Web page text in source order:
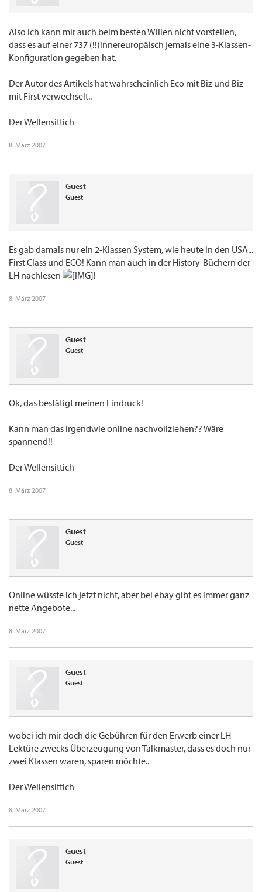
Also ich kann mir auch beim besten Willen nicht vorstellen,
dass es auf einer 737 (!!)innereuropäisch jemals eine 3-Klassen-
Konfiguration gegeben hat.
Der Autor des Artikels hat wahrscheinlich Eco mit Biz und Biz
mit First verwechselt..
Der Wellensittich
8. März 2007
Guest
Guest
Es gab damals nur ein 2-Klassen System, wie heute in den USA...
First Class und ECO! Kann man auch in der History-Büchern der
LH nachlesen
!
8. März 2007
Guest
Guest
Ok, das bestätigt meinen Eindruck!
Kann man das irgendwie online nachvollziehen?? Wäre
spannend!!
Der Wellensittich
8. März 2007
Guest
Guest
Online wüsste ich jetzt nicht, aber bei ebay gibt es immer ganz
nette Angebote...
8. März 2007
Guest
Guest
wobei ich mir doch die Gebühren für den Erwerb einer LH-
Lektüre zwecks Überzeugung von Talkmaster, dass es doch nur
zwei Klassen waren, sparen möchte..
Der Wellensittich
8. März 2007
Guest
Guest